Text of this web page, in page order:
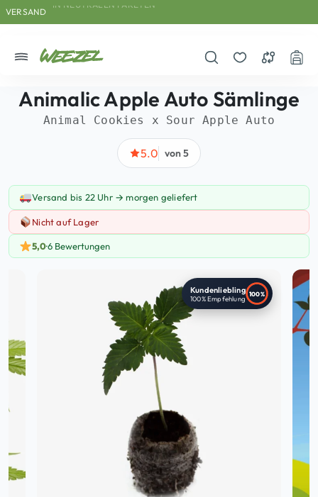
Skip to main content
Direkt zum Inhalt
Weiter zum Footer
VERSAND
Skip to main content
Animalic Apple Auto Sämlinge
Animal Cookies x Sour Apple Auto
5.0 von 5
Versand bis 22 Uhr → morgen geliefert
Versand-Information: Versand bis 22 Uhr → morgen geliefert
Nicht auf Lager
Nicht auf Lager
5,0·6 Bewertungen
Kundenliebling
100% Empfehlung
100%